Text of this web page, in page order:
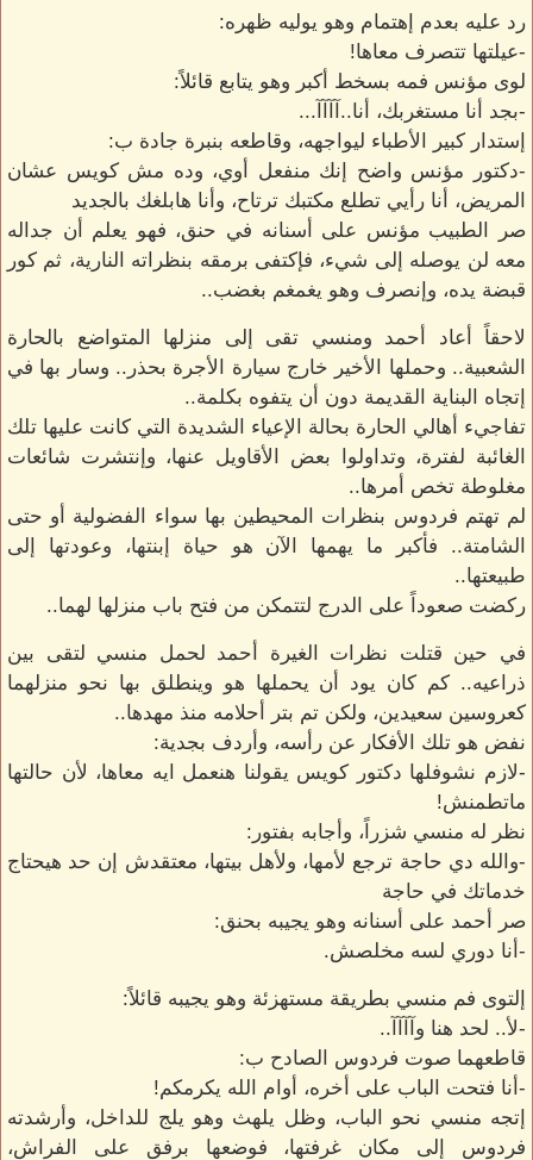
رد عليه بعدم إهتمام وهو يوليه ظهره:
-عيلتها تتصرف معاها!
لوى مؤنس فمه بسخط أكبر وهو يتابع قائلاً:
-بجد أنا مستغربك، أنا..آآآآ...
إستدار كبير الأطباء ليواجهه، وقاطعه بنبرة جادة ب:
-دكتور مؤنس واضح إنك منفعل أوي، وده مش كويس عشان
المريض، أنا رأيي تطلع مكتبك ترتاح، وأنا هابلغك بالجديد
صر الطبيب مؤنس على أسنانه في حنق، فهو يعلم أن جداله
معه لن يوصله إلى شيء، فإكتفى برمقه بنظراته النارية، ثم كور
قبضة يده، وإنصرف وهو يغمغم بغضب..
لاحقاً أعاد أحمد ومنسي تقى إلى منزلها المتواضع بالحارة
الشعبية.. وحملها الأخير خارج سيارة الأجرة بحذر.. وسار بها في
إتجاه البناية القديمة دون أن يتفوه بكلمة..
تفاجيء أهالي الحارة بحالة الإعياء الشديدة التي كانت عليها تلك
الغائبة لفترة، وتداولوا بعض الأقاويل عنها، وإنتشرت شائعات
مغلوطة تخص أمرها..
لم تهتم فردوس بنظرات المحيطين بها سواء الفضولية أو حتى
الشامتة.. فأكبر ما يهمها الآن هو حياة إبنتها، وعودتها إلى
طبيعتها..
ركضت صعوداً على الدرج لتتمكن من فتح باب منزلها لهما..
في حين قتلت نظرات الغيرة أحمد لحمل منسي لتقى بين
ذراعيه.. كم كان يود أن يحملها هو وينطلق بها نحو منزلهما
كعروسين سعيدين، ولكن تم بتر أحلامه منذ مهدها..
نفض هو تلك الأفكار عن رأسه، وأردف بجدية:
-لازم نشوفلها دكتور كويس يقولنا هنعمل ايه معاها، لأن حالتها
ماتطمنش!
نظر له منسي شزراً، وأجابه بفتور:
-والله دي حاجة ترجع لأمها، ولأهل بيتها، معتقدش إن حد هيحتاج
خدماتك في حاجة
صر أحمد على أسنانه وهو يجيبه بحنق:
-أنا دوري لسه مخلصش.
إلتوى فم منسي بطريقة مستهزئة وهو يجيبه قائلاً:
-لأ.. لحد هنا وآآآآ..
قاطعهما صوت فردوس الصادح ب:
-أنا فتحت الباب على أخره، أوام الله يكرمكم!
إتجه منسي نحو الباب، وظل يلهث وهو يلج للداخل، وأرشدته
فردوس إلى مكان غرفتها، فوضعها برفق على الفراش،